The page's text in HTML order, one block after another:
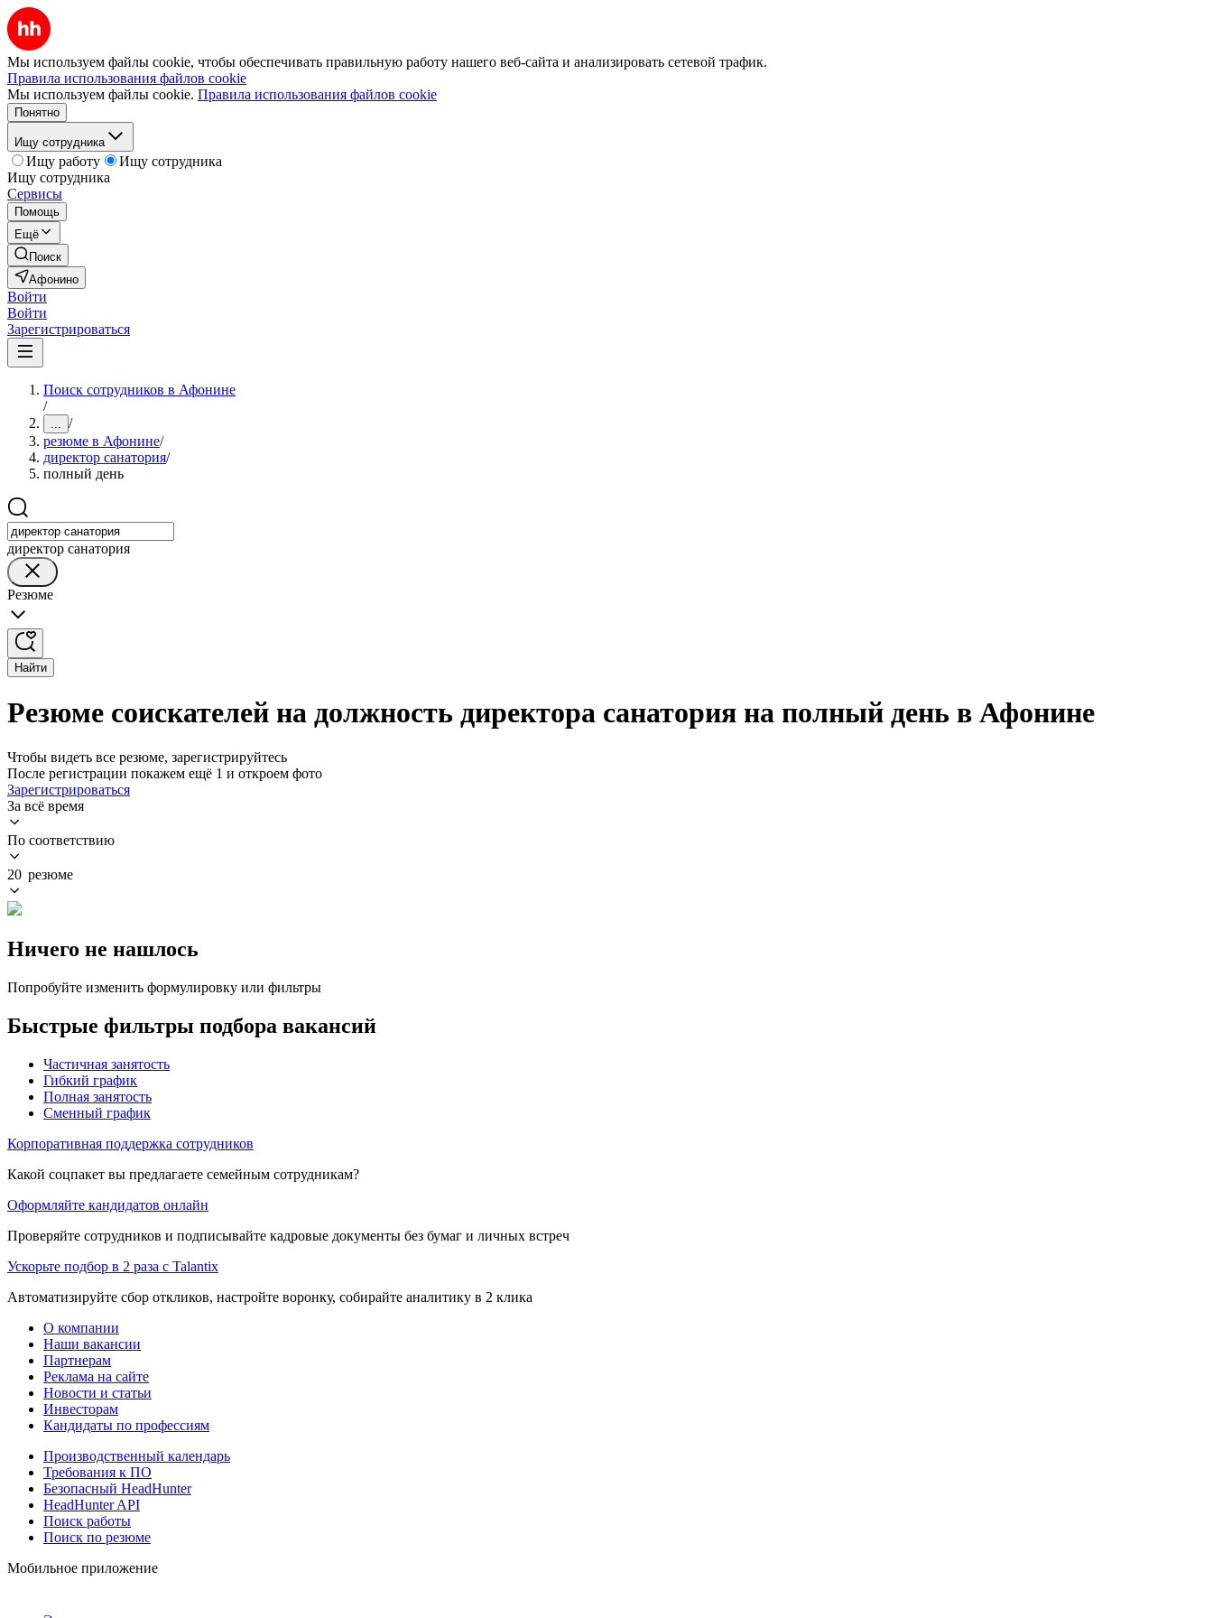
Мы используем файлы cookie, чтобы обеспечивать правильную работу нашего веб-сайта и анализировать сетевой трафик.
Правила использования файлов cookie
Мы используем файлы cookie. Правила использования файлов cookie
Понятно
Ищу сотрудника
Ищу работу
Ищу сотрудника
Ищу сотрудника
Сервисы
Помощь
Ещё
Поиск
Афонино
Войти
Войти
Зарегистрироваться
Поиск сотрудников в Афонине
/
... /
резюме в Афонине/
директор санатория/
полный день
директор санатория
Резюме
Найти
Резюме соискателей на должность директора санатория на полный день в Афонине
Чтобы видеть все резюме, зарегистрируйтесь
После регистрации покажем ещё 1 и откроем фото
Зарегистрироваться
За всё время
По соответствию
20 резюме
Ничего не нашлось
Попробуйте изменить формулировку или фильтры
Быстрые фильтры подбора вакансий
Частичная занятость
Гибкий график
Полная занятость
Сменный график
Корпоративная поддержка сотрудников
Какой соцпакет вы предлагаете семейным сотрудникам?
Оформляйте кандидатов онлайн
Проверяйте сотрудников и подписывайте кадровые документы без бумаг и личных встреч
Ускорьте подбор в 2 раза с Talantix
Автоматизируйте сбор откликов, настройте воронку, собирайте аналитику в 2 клика
О компании
Наши вакансии
Партнерам
Реклама на сайте
Новости и статьи
Инвесторам
Кандидаты по профессиям
Производственный календарь
Требования к ПО
Безопасный HeadHunter
HeadHunter API
Поиск работы
Поиск по резюме
Мобильное приложение